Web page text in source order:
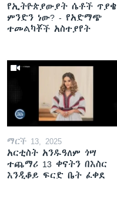
የኢትዮጵያውያት ሴቶች ጥያቄ
ምንድን ነው? - የአድማጭ
ተመልካቾች አስተያየት
ማርች 13, 2025
አርቲስት አንዱዓለም ጎሣ
ተጨማሪ 13 ቀናትን በእስር
እንዲቆይ ፍርድ ቤት ፈቀደ